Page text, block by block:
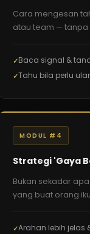
Cara mengesan
atau team — tanpa
Baca signal &
Tahu bila perlu
MODUL #4
Strategi 'Gaya
Bukan sekadar
yang buat orang
Arahan lebih jelas